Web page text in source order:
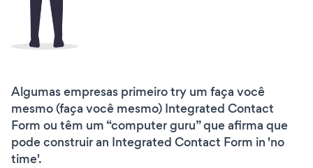
Algumas empresas primeiro try um faça você
mesmo (faça você mesmo) Integrated Contact
Form ou têm um “computer guru” que afirma que
pode construir an Integrated Contact Form in 'no
time'.